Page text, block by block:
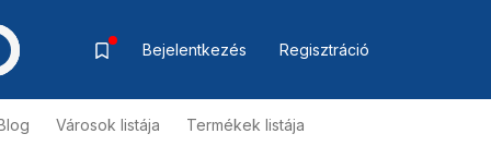
Bejelentkezés Regisztráció
Városok listája Termékek listája